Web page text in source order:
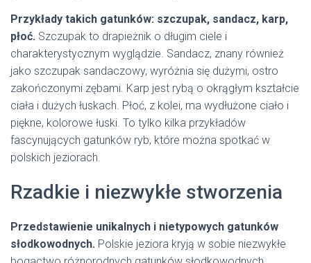
Przykłady takich gatunków: szczupak, sandacz, karp,
płoć. Szczupak to drapieżnik o długim ciele i
charakterystycznym wyglądzie. Sandacz, znany również
jako szczupak sandaczowy, wyróżnia się dużymi, ostro
zakończonymi zębami. Karp jest rybą o okrągłym kształcie
ciała i dużych łuskach. Płoć, z kolei, ma wydłużone ciało i
piękne, kolorowe łuski. To tylko kilka przykładów
fascynujących gatunków ryb, które można spotkać w
polskich jeziorach.
Rzadkie i niezwykłe stworzenia
Przedstawienie unikalnych i nietypowych gatunków
słodkowodnych. Polskie jeziora kryją w sobie niezwykłe